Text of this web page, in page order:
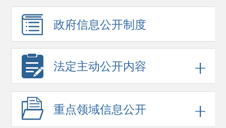
政府信息公开制度
法定主动公开内容
重点领域信息公开